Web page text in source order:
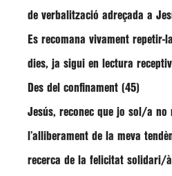
de verbalització adreçada a
Es recomana vivament repetir-
dies, ja sigui en lectura
Des del confinament (45)
Jesús, reconec que jo sol/a no
l’alliberament de la meva
recerca de la felicitat solidari/